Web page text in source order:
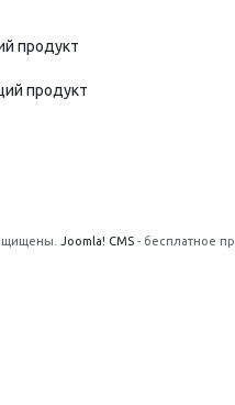
продукт
продукт
Joomla! CMS - бесплатное